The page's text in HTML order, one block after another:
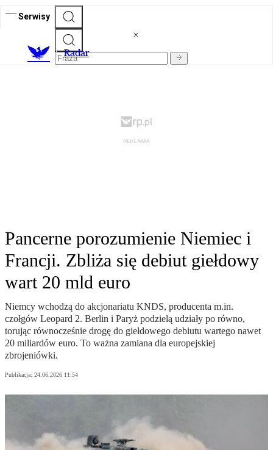
Serwisy
Radar
Pancerne porozumienie Niemiec i
Francji. Zbliża się debiut giełdowy
wart 20 mld euro
Niemcy wchodzą do akcjonariatu KNDS, producenta m.in.
czołgów Leopard 2. Berlin i Paryż podzielą udziały po równo,
torując równocześnie drogę do giełdowego debiutu wartego nawet
20 miliardów euro. To ważna zamiana dla europejskiej
zbrojeniówki.
Publikacja: 24.06.2026 11:54